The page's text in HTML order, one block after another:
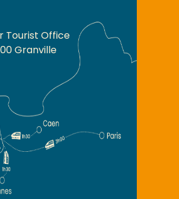
Tourist Office
Granville